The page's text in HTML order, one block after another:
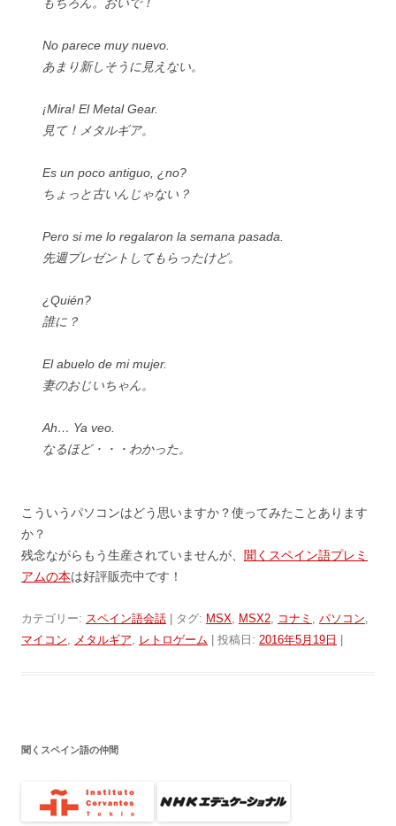
No parece muy nuevo.
あまり新しそうに見えない。
¡Mira! El Metal Gear.
見て！メタルギア。
Es un poco antiguo, ¿no?
ちょっと古いんじゃない？
Pero si me lo regalaron la semana pasada.
先週プレゼントしてもらったけど。
¿Quién?
誰に？
El abuelo de mi mujer.
妻のおじいちゃん。
Ah… Ya veo.
なるほど・・・わかった。
こういうパソコンはどう思いますか？使ってみたことあります
か？
残念ながらもう生産されていませんが、 聞くスペイン語プレミ
アムの本は好評販売中です！
カテゴリー: スペイン語会話 | タグ: MSX MSX2 コナミ パソコン
マイコン
メタルギア レトロゲーム | 投稿日: 2016年5月19日 |
聞くスペイン語の仲間